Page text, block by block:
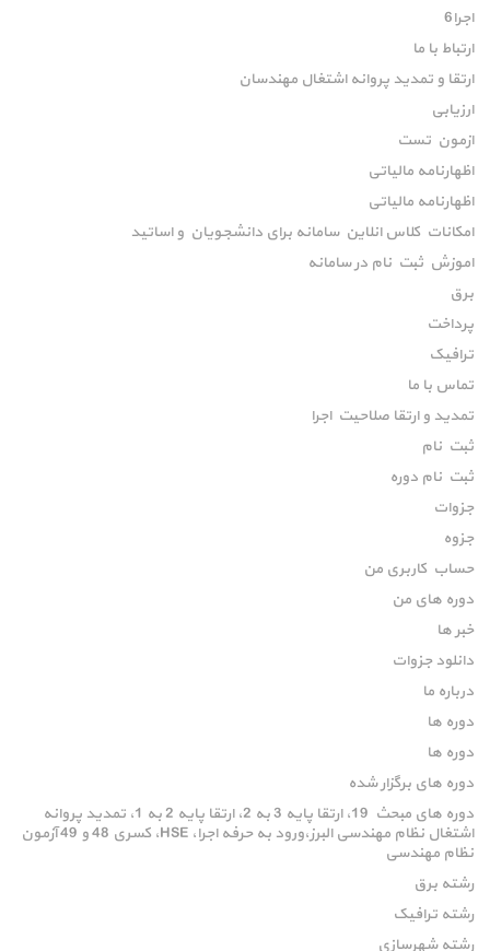
اجرا6
ارتباط با ما
ارتقا و تمدید پروانه اشتغال مهندسان
ارزیابی
ازمون تست
اظهارنامه مالیاتی
اظهارنامه مالیاتی
امکانات کلاس انلاین سامانه برای دانشجویان و اساتید
اموزش ثبت نام در سامانه
برق
پرداخت
ترافیک
تماس با ما
تمدید و ارتقا صلاحیت اجرا
ثبت نام
ثبت نام دوره
جزوات
جزوه
حساب کاربری من
دوره های من
خبر ها
دانلود جزوات
درباره ما
دوره ها
دوره ها
دوره های برگزار شده
دوره های مبحث 19، ارتقا پایه 3 به 2، ارتقا پایه 2 به 1، تمدید پروانه
اشتغال نظام مهندسی البرز،ورود به حرفه اجرا، HSE، کسری 48 و 49 آزمون
نظام مهندسی
رشته برق
رشته ترافیک
رشته شهرسازی